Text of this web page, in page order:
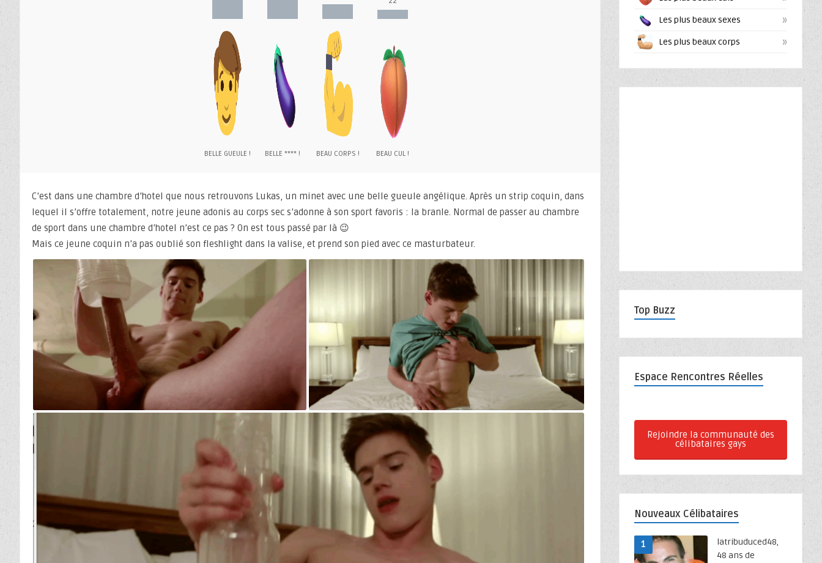
BELLE GUEULE ! BELLE **** ! BEAU CORPS ! BEAU CUL !
C’est dans une chambre d’hotel que nous retrouvons Lukas, un minet avec une belle gueule angélique. Après un strip coquin, dans
lequel il s’offre totalement, notre jeune adonis au corps sec s’adonne à son sport favoris : la branle. Normal de passer au chambre
de sport dans une chambre d’hotel n’est ce pas ? On est tous passé par là 😉
Mais ce jeune coquin n’a pas oublié son fleshlight dans la valise, et prend son pied avec ce masturbateur.
Les plus beaux sexes »
Les plus beaux corps »
Top Buzz
Espace Rencontres Réelles
Rejoindre la communauté des
célibataires gays
Nouveaux Célibataires
1
latribuduced48,
48 ans de